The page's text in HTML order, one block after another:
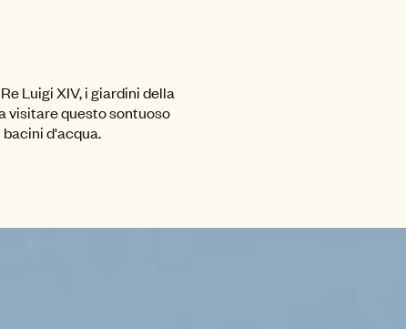
Luigi XIV, i giardini della
visitare questo sontuoso
d'acqua.